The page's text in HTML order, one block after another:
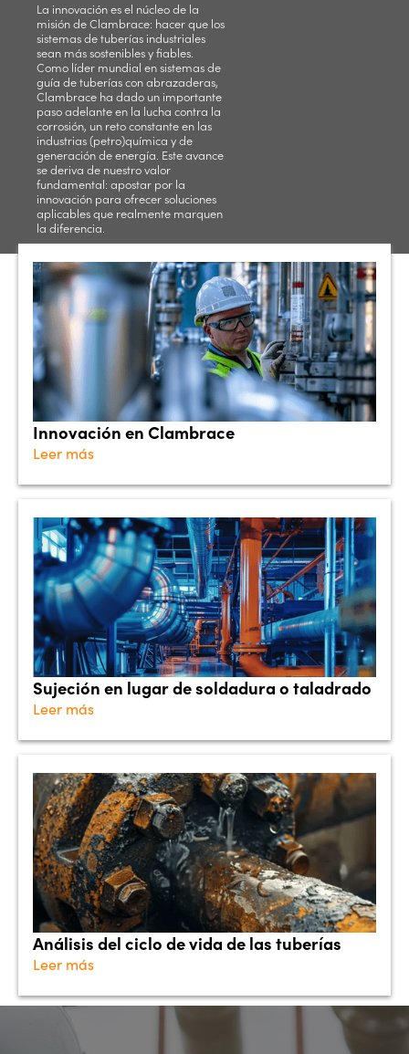
La innovación es el núcleo de la
misión de Clambrace: hacer que los
sistemas de tuberías industriales
sean más sostenibles y fiables.
Como líder mundial en sistemas de
guía de tuberías con abrazaderas,
Clambrace ha dado un importante
paso adelante en la lucha contra la
corrosión, un reto constante en las
industrias (petro)química y de
generación de energía. Este avance
se deriva de nuestro valor
fundamental: apostar por la
innovación para ofrecer soluciones
aplicables que realmente marquen
la diferencia.
Innovación en Clambrace
Leer más
Sujeción en lugar de soldadura o taladrado
Leer más
Análisis del ciclo de vida de las tuberías
Leer más